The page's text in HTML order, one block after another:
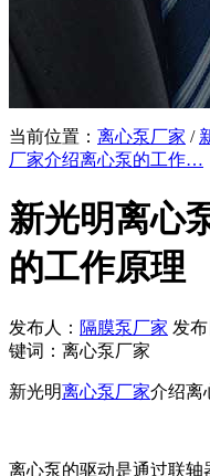
当前位置： 离心泵厂家 /
厂家介绍离心泵的工作…
新光明离心
的工作原理
发布人： 隔膜泵厂家 发布
键词：离心泵厂家
新光明离心泵厂家介绍离
离心泵的驱动是通过联